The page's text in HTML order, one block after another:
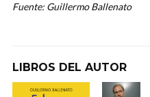
Fuente: Guillermo Ballenato
LIBROS DEL AUTOR